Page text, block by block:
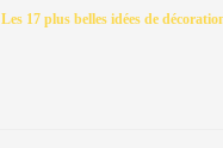
Les 17 plus belles idées de